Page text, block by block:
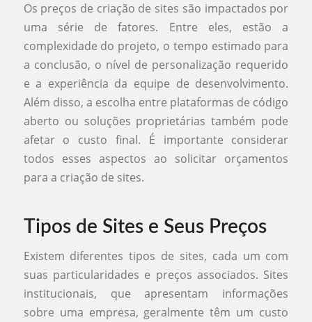
Os preços de criação de sites são impactados por
uma série de fatores. Entre eles, estão a
complexidade do projeto, o tempo estimado para
a conclusão, o nível de personalização requerido
e a experiência da equipe de desenvolvimento.
Além disso, a escolha entre plataformas de código
aberto ou soluções proprietárias também pode
afetar o custo final. É importante considerar
todos esses aspectos ao solicitar orçamentos
para a criação de sites.
Tipos de Sites e Seus Preços
Existem diferentes tipos de sites, cada um com
suas particularidades e preços associados. Sites
institucionais, que apresentam informações
sobre uma empresa, geralmente têm um custo